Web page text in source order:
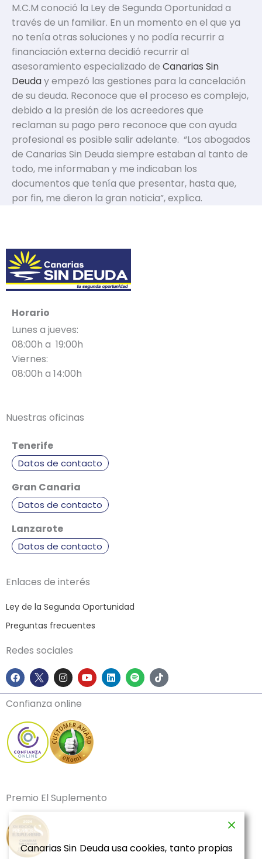
M.C.M conoció la Ley de Segunda Oportunidad a
través de un familiar. En un momento en el que ya
no tenía otras soluciones y no podía recurrir a
financiación externa decidió recurrir al
asesoramiento especializado de Canarias Sin
Deuday empezó las gestiones para la cancelación
de su deuda. Reconoce que el proceso es complejo,
debido a la presión de los acreedores que
reclaman su pago pero reconoce que con ayuda
profesional es posible salir adelante. “Los abogados
de Canarias Sin Deuda siempre estaban al tanto de
todo, me informaban y me indicaban los
documentos que tenía que presentar, hasta que,
por fin, me dieron la gran noticia”, explica.
Horario
Lunes a jueves:
08:00h a 19:00h
Viernes:
08:00h a 14:00h
Nuestras oficinas
Tenerife
Datos de contacto
Gran Canaria
Datos de contacto
Lanzarote
Datos de contacto
Enlaces de interés
Ley de la Segunda Oportunidad
Preguntas frecuentes
Redes sociales
F
a
c
e
b
o
k
I
n
s
t
a
g
r
a
m
Y
o
u
e
L
i
n
S
p
o
T
i
k
Confianza online
Premio El Suplemento
Canarias Sin Deuda usa cookies, tanto propias